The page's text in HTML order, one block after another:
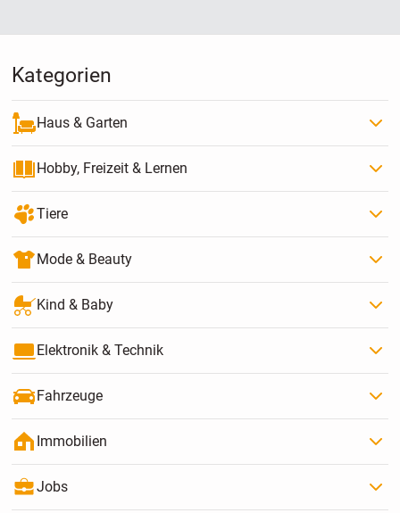
Kategorien
Haus & Garten
Hobby, Freizeit & Lernen
Tiere
Mode & Beauty
Kind & Baby
Elektronik & Technik
Fahrzeuge
Immobilien
Jobs